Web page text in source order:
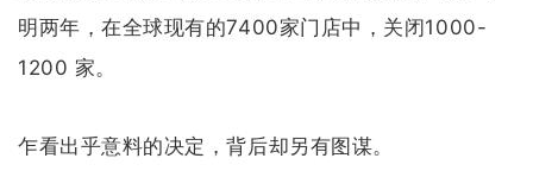
明两年，在全球现有的7400家门店中，关闭1000-
1200 家。
乍看出乎意料的决定，背后却另有图谋。